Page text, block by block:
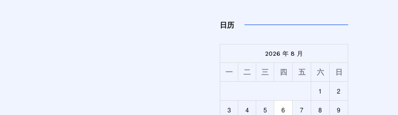
日历
2026 年 8 月
一 二 三 四 五 六 日
1 2
3 4 5 6 7 8 9